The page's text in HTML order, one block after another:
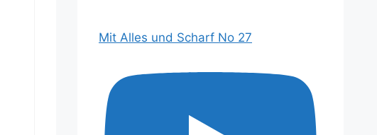
Mit Alles und Scharf No 27